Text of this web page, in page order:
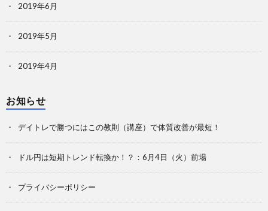
2019年6月
2019年5月
2019年4月
お知らせ
デイトレで勝つにはこの教則（講座）で体質改善が最短！
ドル円は短期トレンド転換か！？：6月4日（火）前場
プライバシーポリシー